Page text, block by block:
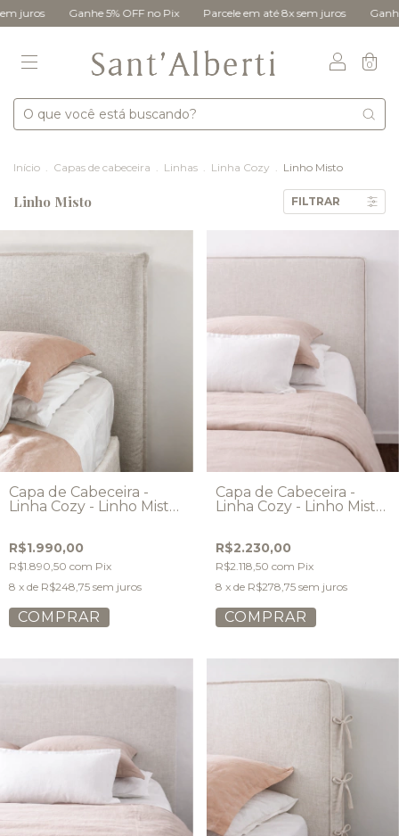
Ganhe 5% OFF no Pix Parcele em até 8x sem juros Ganhe 5%
0
Início . Capas de cabeceira . Linhas . Linha Cozy . Linho Misto
Linho Misto FILTRAR
Capa de Cabeceira -
Linha Cozy - Linho Misto
R$1.990,00
R$1.890,50 com Pix
8 x de R$248,75 sem juros
COMPRAR
Capa de Cabeceira -
Linha Cozy - Linho Misto
R$2.230,00
R$2.118,50 com Pix
8 x de R$278,75 sem juros
COMPRAR